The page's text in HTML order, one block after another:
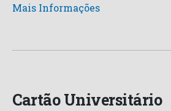
Mais Informações
Cartão Universitário